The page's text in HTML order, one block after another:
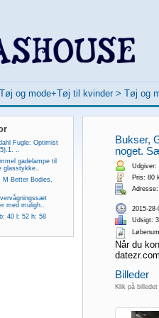
Tøj og mode+Tøj til kvinder > Tøj og
Bukser,
noget.
Udgiver:
Pris: 80
2015-28-
Udsigt:
Når du
Billeder
Klik på
Fugle: Optimist
..
gadelampe til
glasstykke..
M Better Bodies,
med muligh..
40 l: 52 h: 58